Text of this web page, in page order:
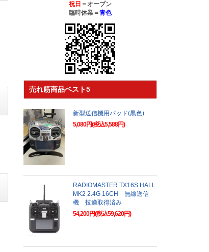
祝日 ＝オープン
臨時休業＝青色
売れ筋商品ベスト5
新型送信機用パッド(黒色)
5,080円(税込5,588円)
RADIOMASTER TX16S HALL
MK2 2.4G 16CH 無線送信
機 技適取得済み
54,200円(税込59,620円)